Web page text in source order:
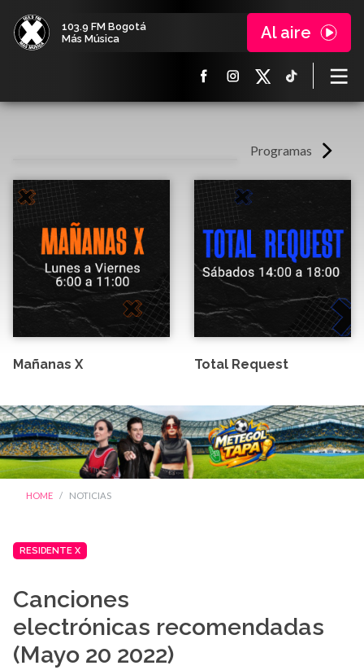
103.9 FM Bogotá
Más Música
Al aire
Programas
Mañanas X Total Request
HOME NOTICIAS
RESIDENTE X
Canciones
electrónicas recomendadas
(Mayo 20 2022)